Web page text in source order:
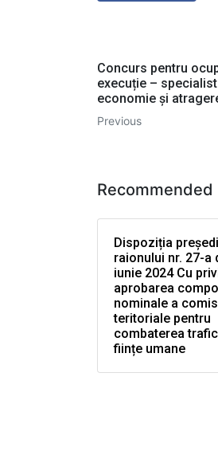
Concurs pentru
execuție –
economie şi
Previous
Recommended
Dispoziția
raionului nr. 27-a
iunie 2024 Cu
aprobarea
nominale a
teritoriale pentru
combaterea
ființe umane